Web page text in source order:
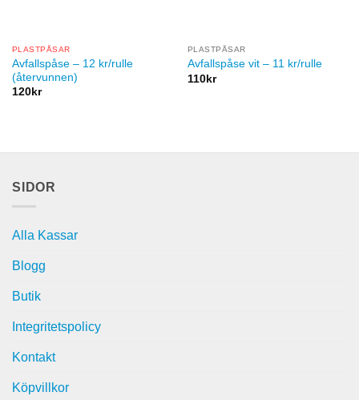
PLASTPÅSAR
Avfallspåse – 12 kr/rulle
(återvunnen)
120kr
PLASTPÅSAR
Avfallspåse vit – 11 kr/rulle
110kr
SIDOR
Alla Kassar
Blogg
Butik
Integritetspolicy
Kontakt
Köpvillkor